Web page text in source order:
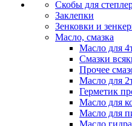
Скобы для
Заклепки
Зенковки и
Масло, смазка
Масло для
Смазки
Прочее
Масло для
Герметик
Масло для
Масло для
Масло